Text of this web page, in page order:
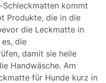
Schleckmatten kommt
Produkte, die in die
die Leckmatte in
die
damit sie heile
Handwäsche. Am
für Hunde kurz in